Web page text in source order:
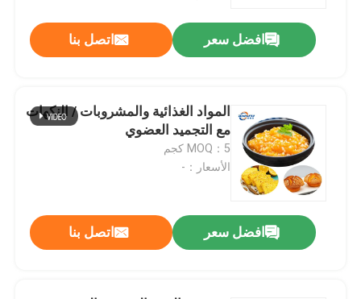
نكهة اصطناعية
الزيوت النباتية الطبيعية
مستخلص نباتي نقي
عامل الحلويات
افضل سعر اتصل بنا
المواد الغذائية والمشروبات / النكهات
مع التجميد العضوي
MOQ：5 كجم
الأسعار：-
افضل سعر اتصل بنا